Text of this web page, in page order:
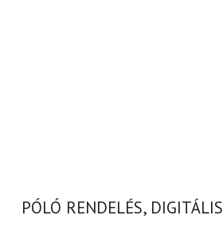
PÓLÓ RENDELÉS, DIGITÁLIS